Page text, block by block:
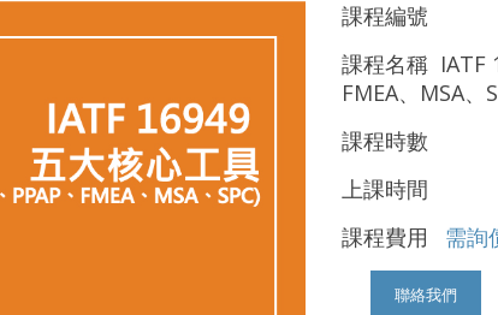
課程編號
課程名稱 IATF
FMEA、MSA、
課程時數
上課時間
課程費用
需詢
聯絡我們